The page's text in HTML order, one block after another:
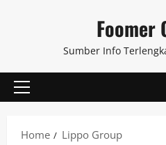
Foomer
Sumber Info
Primary
Home
Lippo Group